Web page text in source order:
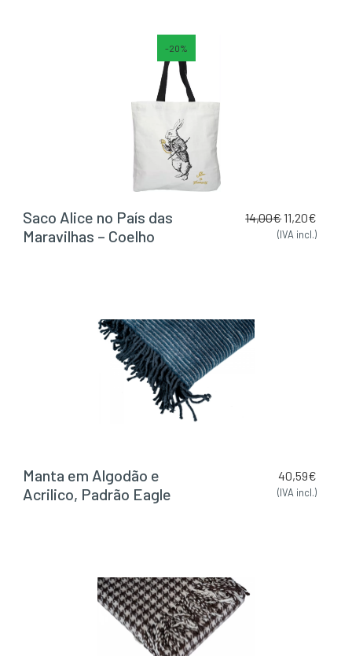
-20%
Saco Alice no País das
Maravilhas – Coelho
14,00€11,20€
(IVA incl.)
Manta em Algodão e
Acrilico, Padrão Eagle
40,59€
(IVA incl.)